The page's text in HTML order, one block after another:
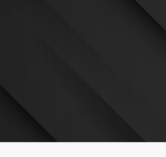
de três eixos flexíveis e
ideal para maquinações intensivas e